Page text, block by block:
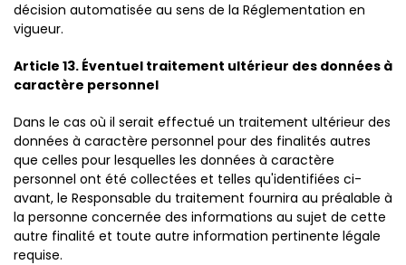
décision automatisée au sens de la Réglementation en
vigueur.
Article 13. Éventuel traitement ultérieur des données à
caractère personnel
Dans le cas où il serait effectué un traitement ultérieur des
données à caractère personnel pour des finalités autres
que celles pour lesquelles les données à caractère
personnel ont été collectées et telles qu'identifiées ci-
avant, le Responsable du traitement fournira au préalable à
la personne concernée des informations au sujet de cette
autre finalité et toute autre information pertinente légale
requise.